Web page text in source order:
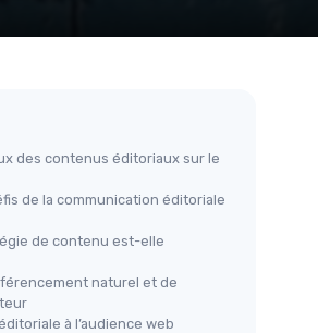
des contenus éditoriaux sur le
de la communication éditoriale
de contenu est-elle
naturel et de
à l’audience web